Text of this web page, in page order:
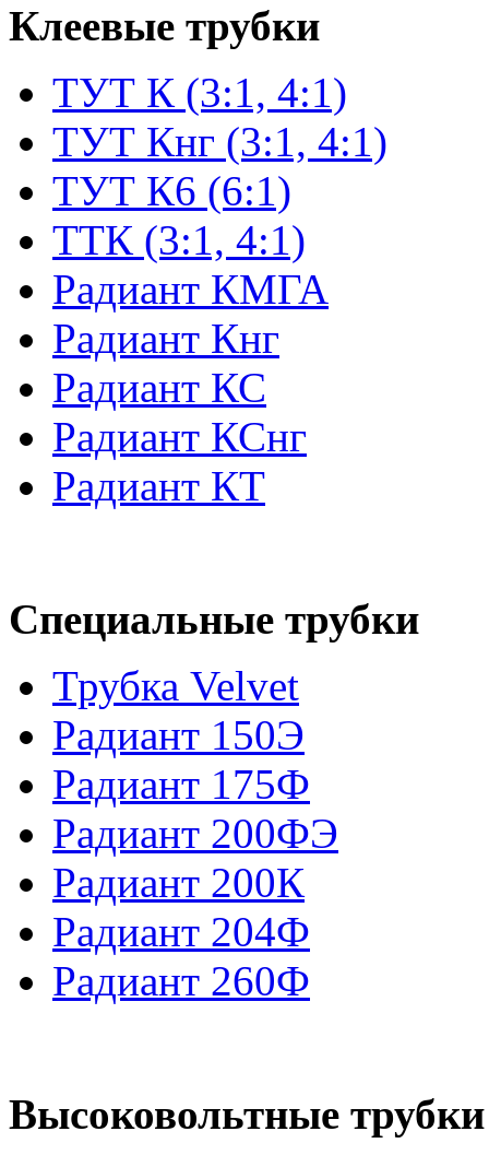
Клеевые трубки
ТУТ К (3:1, 4:1)
ТУТ Кнг (3:1, 4:1)
ТУТ К6 (6:1)
ТТК (3:1, 4:1)
Радиант КМГА
Радиант Кнг
Радиант КС
Радиант КСнг
Радиант КТ
Специальные трубки
Трубка Velvet
Радиант 150Э
Радиант 175Ф
Радиант 200ФЭ
Радиант 200К
Радиант 204Ф
Радиант 260Ф
Высоковольтные трубки